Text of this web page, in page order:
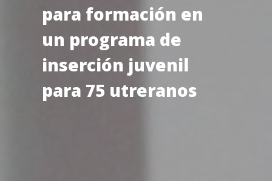
para formación en
un programa de
inserción juvenil
para 75 utreranos